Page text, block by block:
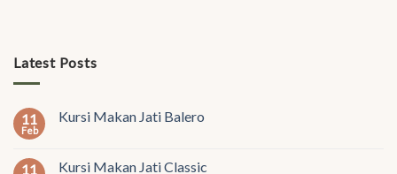
Latest Posts
11
Feb
Kursi Makan Jati Balero
11 Kursi Makan Jati Classic